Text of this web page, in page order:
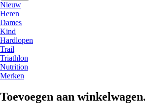
Nieuw
Heren
Dames
Kind
Hardlopen
Trail
Triathlon
Nutrition
Merken
Toevoegen aan